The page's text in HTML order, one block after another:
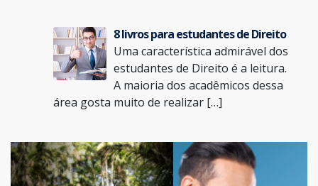
8 livros para estudantes de Direito
Uma característica admirável dos
estudantes de Direito é a leitura.
A maioria dos acadêmicos dessa
área gosta muito de realizar […]